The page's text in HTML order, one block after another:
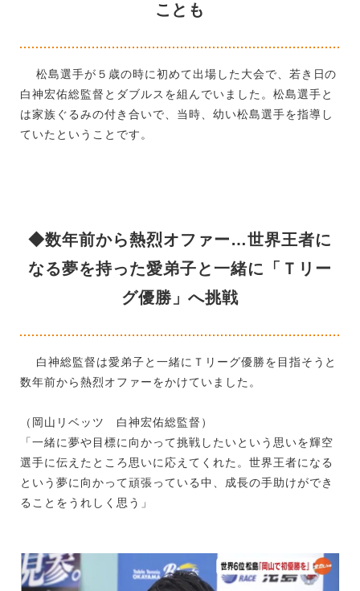
ことも
松島選手が５歳の時に初めて出場した大会で、若き日の
白神宏佑総監督とダブルスを組んでいました。松島選手と
は家族ぐるみの付き合いで、当時、幼い松島選手を指導し
ていたということです。
◆数年前から熱烈オファー…世界王者に
なる夢を持った愛弟子と一緒に「Ｔリー
グ優勝」へ挑戦
白神総監督は愛弟子と一緒にＴリーグ優勝を目指そうと
数年前から熱烈オファーをかけていました。
（岡山リベッツ 白神宏佑総監督）
「一緒に夢や目標に向かって挑戦したいという思いを輝空
選手に伝えたところ思いに応えてくれた。世界王者になる
という夢に向かって頑張っている中、成長の手助けができ
ることをうれしく思う」